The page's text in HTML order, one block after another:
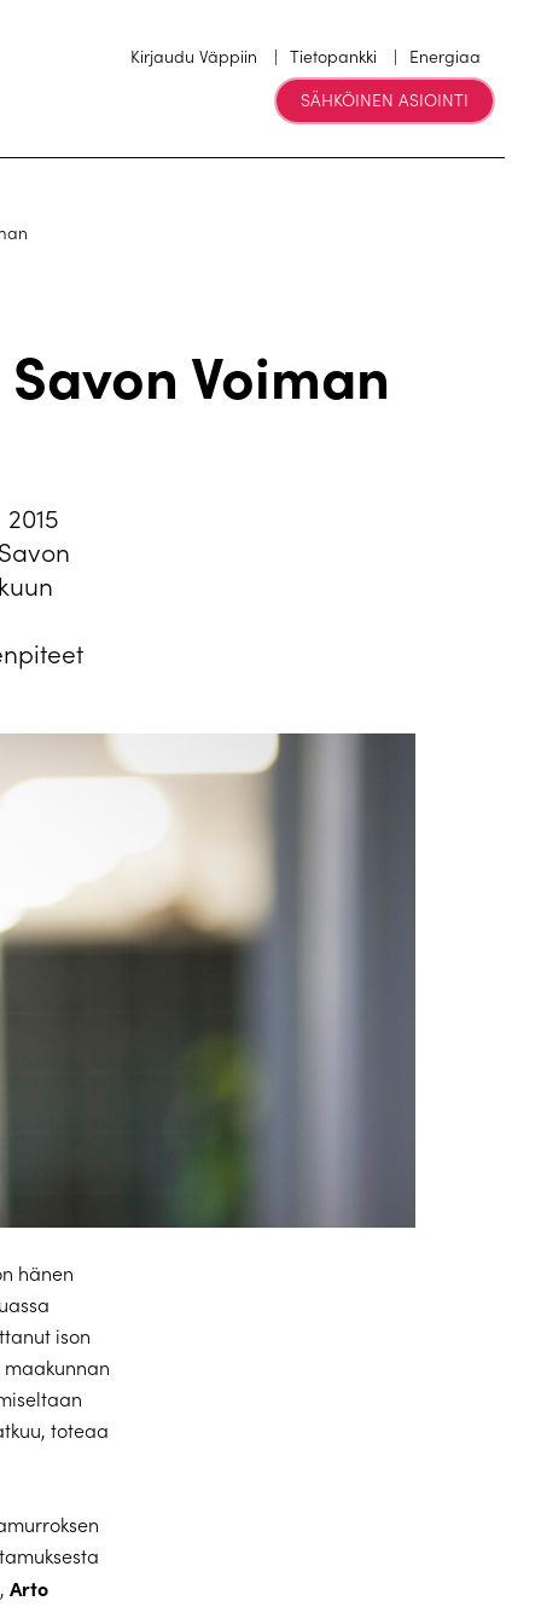
Kirjaudu Väppiin Tietopankki
Energiaa
SÄHKÖINEN ASIOINTI
Voiman
hänen
ison
toteaa
Arto